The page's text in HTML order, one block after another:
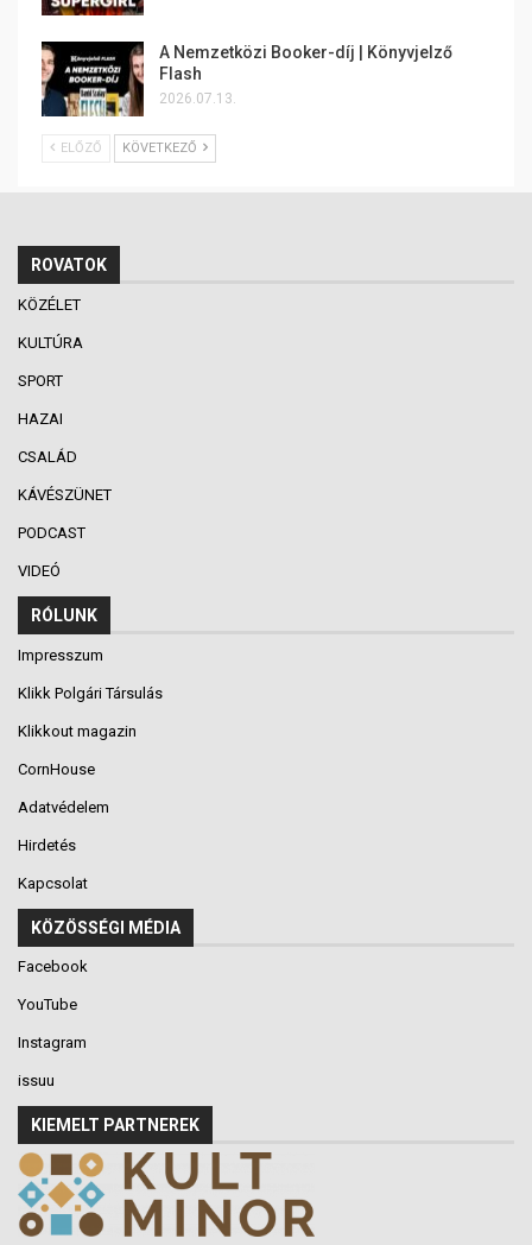
A Nemzetközi Booker-díj | Könyvjelző
Flash
2026.07.13.
ELŐZŐ KÖVETKEZŐ
ROVATOK
KÖZÉLET
KULTÚRA
SPORT
HAZAI
CSALÁD
KÁVÉSZÜNET
PODCAST
VIDEÓ
RÓLUNK
Impresszum
Klikk Polgári Társulás
Klikkout magazin
CornHouse
Adatvédelem
Hirdetés
Kapcsolat
KÖZÖSSÉGI MÉDIA
Facebook
YouTube
Instagram
issuu
KIEMELT PARTNEREK